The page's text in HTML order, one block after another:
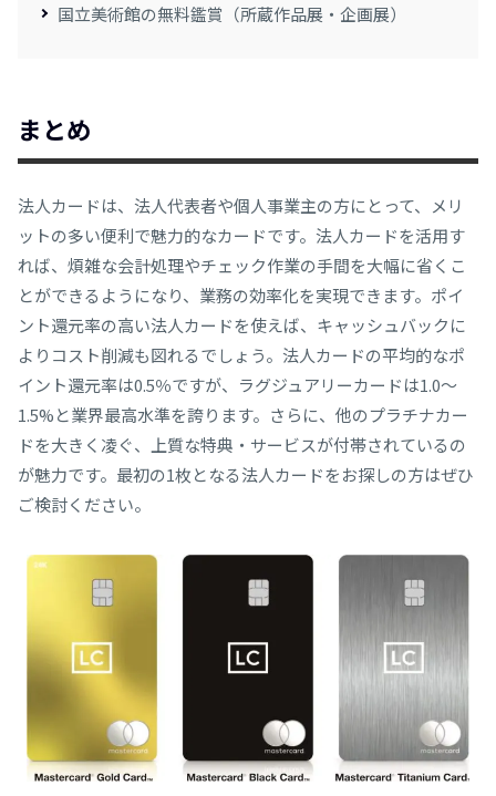
国立美術館の無料鑑賞（所蔵作品展・企画展）
まとめ
法人カードは、法人代表者や個人事業主の方にとって、メリ
ットの多い便利で魅力的なカードです。法人カードを活用す
れば、煩雑な会計処理やチェック作業の手間を大幅に省くこ
とができるようになり、業務の効率化を実現できます。ポイ
ント還元率の高い法人カードを使えば、キャッシュバックに
よりコスト削減も図れるでしょう。法人カードの平均的なポ
イント還元率は0.5％ですが、ラグジュアリーカードは1.0〜
1.5%と業界最高水準を誇ります。さらに、他のプラチナカー
ドを大きく凌ぐ、上質な特典・サービスが付帯されているの
が魅力です。最初の1枚となる法人カードをお探しの方はぜひ
ご検討ください。